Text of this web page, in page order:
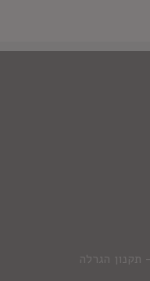
תקנון הגרלה